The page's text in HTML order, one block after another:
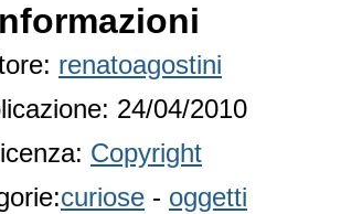
renatoagostini
24/04/2010
Copyright
curiose - oggetti